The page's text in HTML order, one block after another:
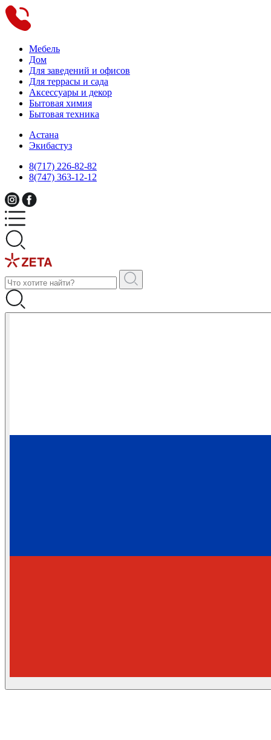
Мебель
Дом
Для заведений и офисов
Для террасы и сада
Аксессуары и декор
Бытовая химия
Бытовая техника
Астана
Экибастуз
8(717) 226-82-82
8(747) 363-12-12